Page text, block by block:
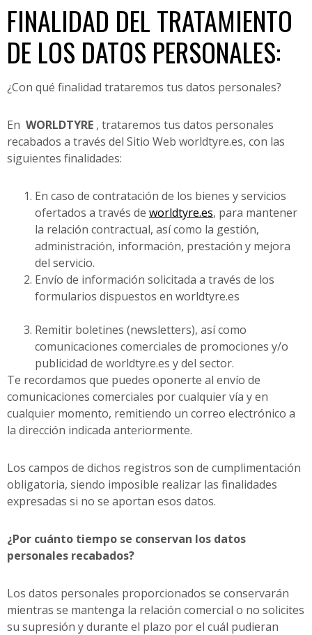
FINALIDAD DEL TRATAMIENTO
DE LOS DATOS PERSONALES:
¿Con qué finalidad trataremos tus datos personales?
En WORLDTYRE , trataremos tus datos personales
recabados a través del Sitio Web worldtyre.es, con las
siguientes finalidades:
En caso de contratación de los bienes y servicios
ofertados a través de worldtyre.es, para mantener
la relación contractual, así como la gestión,
administración, información, prestación y mejora
del servicio.
Envío de información solicitada a través de los
formularios dispuestos en worldtyre.es
Remitir boletines (newsletters), así como
comunicaciones comerciales de promociones y/o
publicidad de worldtyre.es y del sector.
Te recordamos que puedes oponerte al envío de
comunicaciones comerciales por cualquier vía y en
cualquier momento, remitiendo un correo electrónico a
la dirección indicada anteriormente.
Los campos de dichos registros son de cumplimentación
obligatoria, siendo imposible realizar las finalidades
expresadas si no se aportan esos datos.
¿Por cuánto tiempo se conservan los datos
personales recabados?
Los datos personales proporcionados se conservarán
mientras se mantenga la relación comercial o no solicites
su supresión y durante el plazo por el cuál pudieran